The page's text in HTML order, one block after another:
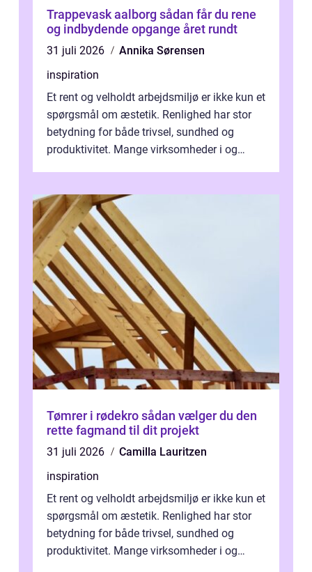
Trappevask aalborg sådan får du rene
og indbydende opgange året rundt
31 juli 2026
Annika Sørensen
inspiration
Et rent og velholdt arbejdsmiljø er ikke kun et
spørgsmål om æstetik. Renlighed har stor
betydning for både trivsel, sundhed og
produktivitet. Mange virksomheder i og
Tømrer i rødekro sådan vælger du den
rette fagmand til dit projekt
31 juli 2026
Camilla Lauritzen
inspiration
Et rent og velholdt arbejdsmiljø er ikke kun et
spørgsmål om æstetik. Renlighed har stor
betydning for både trivsel, sundhed og
produktivitet. Mange virksomheder i og